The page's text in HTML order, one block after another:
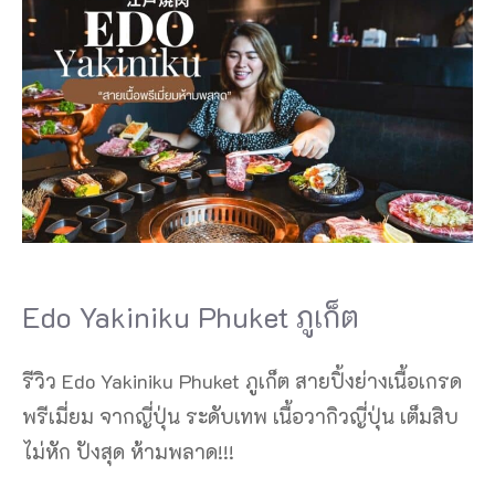
Edo Yakiniku Phuket ภูเก็ต
รีวิว Edo Yakiniku Phuket ภูเก็ต สายปิ้งย่างเนื้อเกรด
พรีเมี่ยม จากญี่ปุ่น ระดับเทพ เนื้อวากิวญี่ปุ่น เต็มสิบ
ไม่หัก ปังสุด ห้ามพลาด!!!